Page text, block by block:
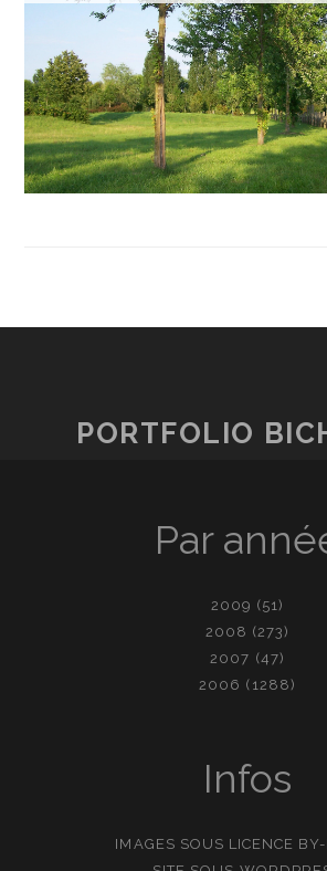
PORTFOLIO
Par
2009 (51)
2008 (273)
2007 (47)
2006 (1288)
Infos
IMAGES SOUS LICENCE